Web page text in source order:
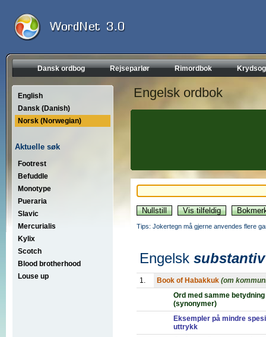
Dansk ordbog Rejseparlør Rimordbok
English
Dansk (Danish)
Norsk (Norwegian)
Aktuelle søk
Footrest
Befuddle
Monotype
Pueraria
Slavic
Mercurialis
Kylix
Scotch
Blood brotherhood
Louse up
Engelsk ordbok
Tips: Jokertegn må gjerne anvendes flere
Engelsk substantiv
1. Book of Habakkuk (om
Ord med samme betydning
(synonymer)
Eksempler på mindre
uttrykk